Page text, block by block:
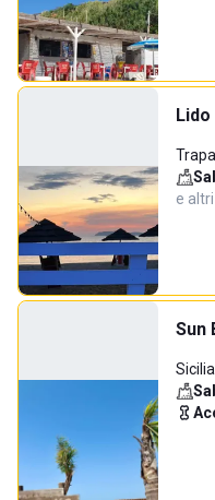
e altri
Sun